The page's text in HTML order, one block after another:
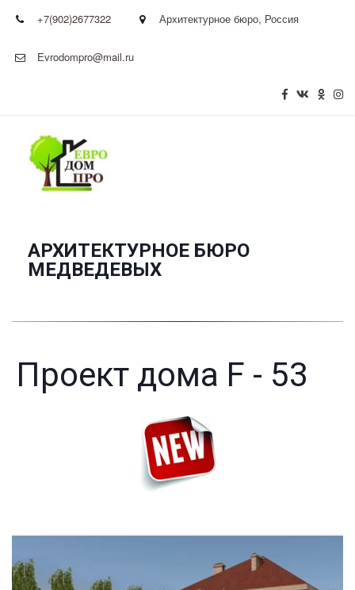
+7(902)2677322 Архитектурное бюро, Россия
Evrodompro@mail.ru
АРХИТЕКТУРНОЕ БЮРО
­МЕДВЕДЕВЫХ
Проект дома F - 53